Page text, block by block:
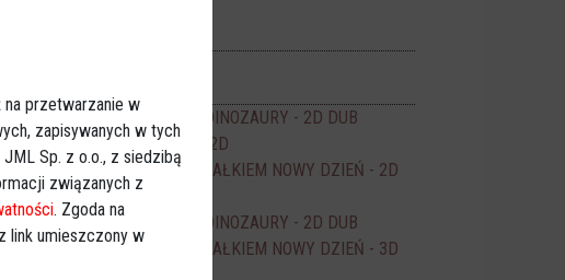
PSI PATROL I DINOZAURY - 2D DUB
16:15 ODZYSKANY - 2D
SPIDER-MAN CAŁKIEM NOWY DZIEŃ - 2D
DUB
18:00 PSI PATROL I DINOZAURY - 2D DUB
SPIDER-MAN CAŁKIEM NOWY DZIEŃ - 3D
przetwarzanie w
zapisywanych w tych
Sp. z o.o., z siedzibą
związanych z
. Zgoda na
link umieszczony w